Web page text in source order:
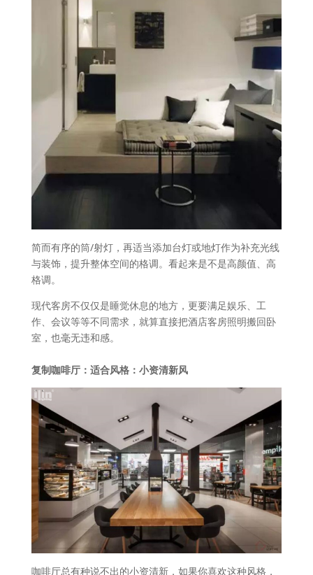
简而有序的筒/射灯，再适当添加台灯或地灯作为补充光线
与装饰，提升整体空间的格调。看起来是不是高颜值、高
格调。
现代客房不仅仅是睡觉休息的地方，更要满足娱乐、工
作、会议等等不同需求，就算直接把酒店客房照明搬回卧
室，也毫无违和感。
复制咖啡厅：适合风格：小资清新风
咖啡厅总有种说不出的小资清新，如果你喜欢这种风格，